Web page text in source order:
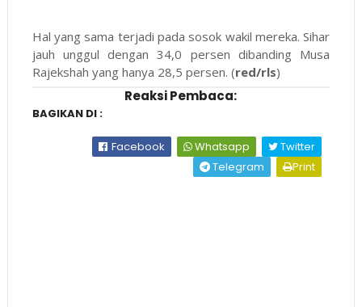
Hal yang sama terjadi pada sosok wakil mereka. Sihar
jauh unggul dengan 34,0 persen dibanding Musa
Rajekshah yang hanya 28,5 persen. (red/rls)
Reaksi Pembaca:
BAGIKAN DI :
Facebook Whatsapp
Twitter
Telegram
Print